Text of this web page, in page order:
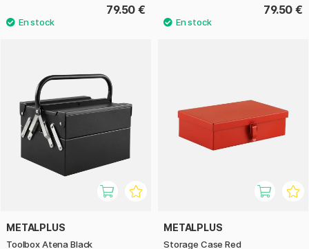
79.50 € 79.50 €
METALPLUS
Toolbox Atena Black
METALPLUS
Storage Case Red